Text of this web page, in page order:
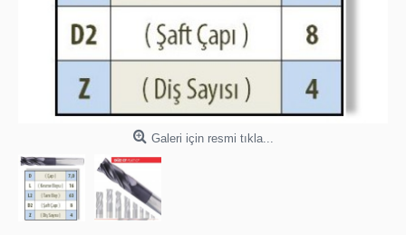
Galeri için resmi tıkla...